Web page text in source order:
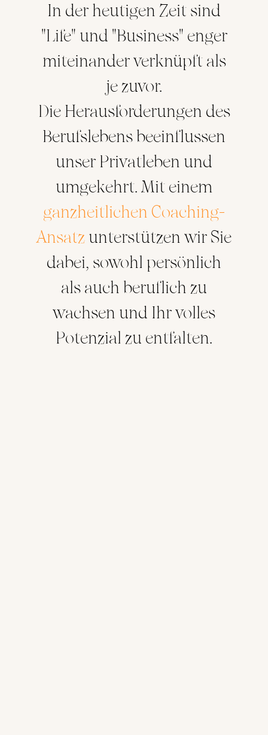
In der heutigen Zeit sind
"Life" und "Business" enger
miteinander verknüpft als
je zuvor.
Die Herausforderungen des
Berufslebens beeinflussen
unser Privatleben und
umgekehrt. Mit einem
ganzheitlichen Coaching-
Ansatz unterstützen wir Sie
dabei, sowohl persönlich
als auch beruflich zu
wachsen und Ihr volles
Potenzial zu entfalten.